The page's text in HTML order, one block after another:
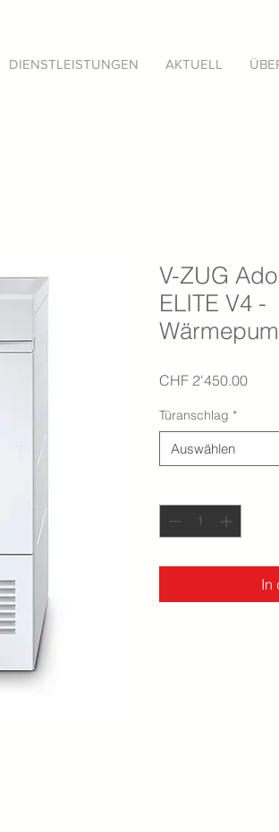
DIENSTLEISTUNGEN AKTUELL
V-ZUG
ELITE V4 -
CHF 2'450.00Preis
Türanschlag *
Auswählen
In